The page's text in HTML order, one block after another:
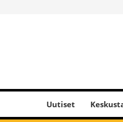
Uutiset